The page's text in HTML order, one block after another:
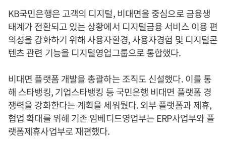
KB국민은행은 고객의 디지털, 비대면을 중심으로 금융생
태계가 전환되고 있는 상황에서 디지털금융 서비스 이용 편
의성을 강화하기 위해 사용자환경, 사용자경험 및 디지털콘
텐츠 관련 기능을 디지털영업그룹으로 통합했다.
비대면 플랫폼 개발을 총괄하는 조직도 신설했다. 이를 통
해 스타뱅킹, 기업스타뱅킹 등 국민은행 비대면 플랫폼 경
쟁력을 강화한다는 계획을 세워뒀다. 외부 플랫폼과 제휴,
협업 확대를 위해 기존 임베디드영업부는 ERP사업부와 플
랫폼제휴사업부로 재편했다.